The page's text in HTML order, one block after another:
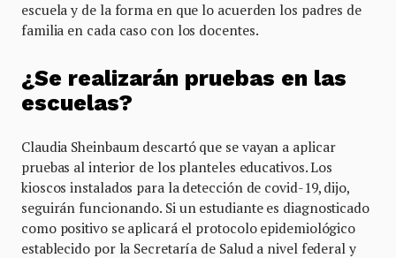
escuela y de la forma en que lo acuerden los padres de
familia en cada caso con los docentes.
¿Se realizarán pruebas en las
escuelas?
Claudia Sheinbaum descartó que se vayan a aplicar
pruebas al interior de los planteles educativos. Los
kioscos instalados para la detección de covid-19, dijo,
seguirán funcionando. Si un estudiante es diagnosticado
como positivo se aplicará el protocolo epidemiológico
establecido por la Secretaría de Salud a nivel federal y